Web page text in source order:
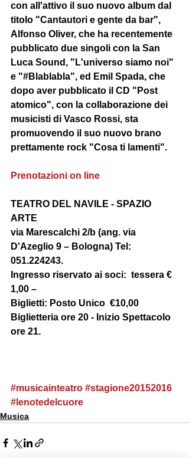
con all'attivo il suo nuovo album dal
titolo "Cantautori e gente da bar",
Alfonso Oliver, che ha recentemente
pubblicato due singoli con la San
Luca Sound, "L'universo siamo noi"
e "#Blablabla", ed Emil Spada, che
dopo aver pubblicato il CD "Post
atomico", con la collaborazione dei
musicisti di Vasco Rossi, sta
promuovendo il suo nuovo brano
prettamente rock "Cosa ti lamenti".
Prenotazioni on line
TEATRO DEL NAVILE - SPAZIO
ARTE
via Marescalchi 2/b (ang. via
D'Azeglio 9 – Bologna) Tel:
051.224243.
Ingresso riservato ai soci:  tessera €
1,00 –
Biglietti: Posto Unico  €10,00
Biglietteria ore 20 - Inizio Spettacolo
ore 21.
#musicainteatro #stagione20152016
#lenotedelcuore
Musica